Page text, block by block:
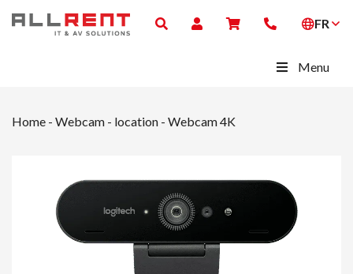
FR
Menu
Home - Webcam - location - Webcam 4K